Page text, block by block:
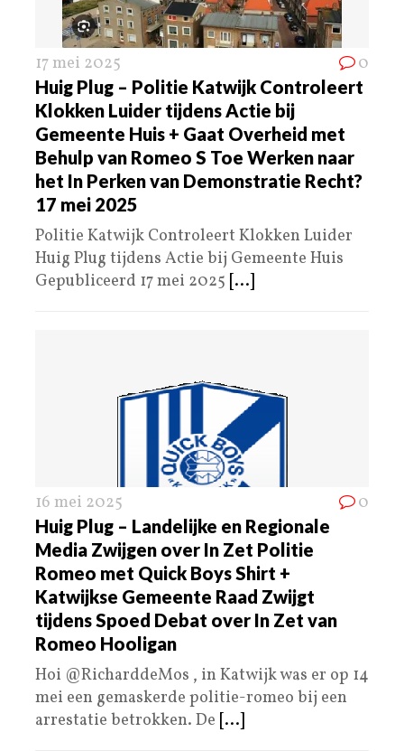
17 mei 2025 0
Huig Plug – Politie Katwijk Controleert
Klokken Luider tijdens Actie bij
Gemeente Huis + Gaat Overheid met
Behulp van Romeo S Toe Werken naar
het In Perken van Demonstratie Recht?
17 mei 2025
Politie Katwijk Controleert Klokken Luider
Huig Plug tijdens Actie bij Gemeente Huis
Gepubliceerd 17 mei 2025 [...]
16 mei 2025 0
Huig Plug – Landelijke en Regionale
Media Zwijgen over In Zet Politie
Romeo met Quick Boys Shirt +
Katwijkse Gemeente Raad Zwijgt
tijdens Spoed Debat over In Zet van
Romeo Hooligan
Hoi @RicharddeMos , in Katwijk was er op 14
mei een gemaskerde politie-romeo bij een
arrestatie betrokken. De [...]